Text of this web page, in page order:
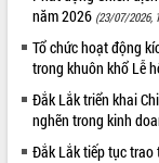
năm 2026 (23/07/2026,
Tổ chức hoạt động
trong khuôn khổ Lễ
Đắk Lắk triển khai
nghẽn trong kinh
Đắk Lắk tiếp tục trao